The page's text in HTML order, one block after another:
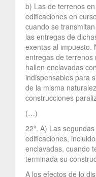
b) Las de terrenos
edificaciones en
cuando se
las entregas de
exentas al impuesto.
entregas de terrenos
hallen enclavadas
indispensables para
de la misma
construcciones
(…)
22º. A) Las
edificaciones,
enclavadas, cuando
terminada su
A los efectos de lo